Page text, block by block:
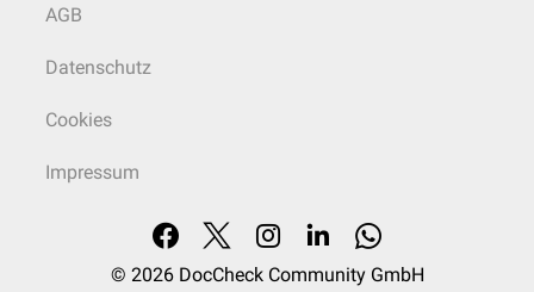
AGB
Datenschutz
Cookies
Impressum
© 2026 DocCheck Community GmbH